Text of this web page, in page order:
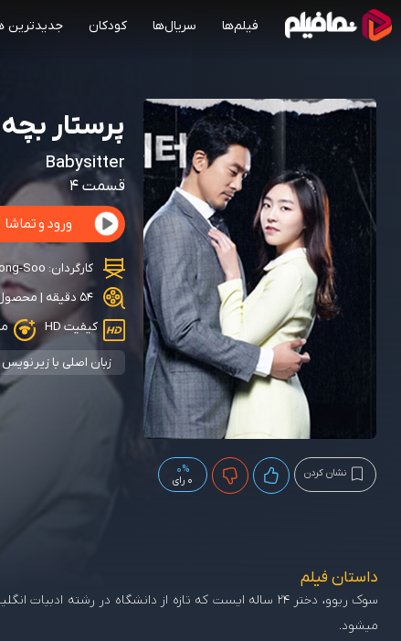
فیلم‌ها سریال‌ها کودکان جدیدترین
نشان کردن
0%
0 رای
پرستار بچه
Babysitter
قسمت 4
ورود و تماشا
کارگردان: Soo
54 دقیقه | محصول: کره جنوبی | 2016 | دارای زیرنویس
کیفیت HD
زبان اصلی با زیرنویس
داستان فیلم
سوک ریوو، دختر 24 ساله ایست که تازه از دانشگاه در
میشود.